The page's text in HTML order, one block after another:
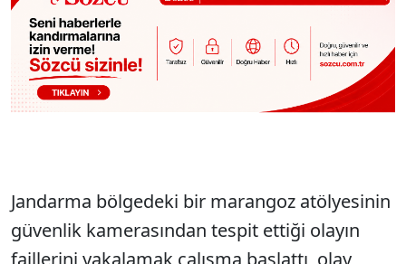
Jandarma bölgedeki bir marangoz atölyesinin
güvenlik kamerasından tespit ettiği olayın